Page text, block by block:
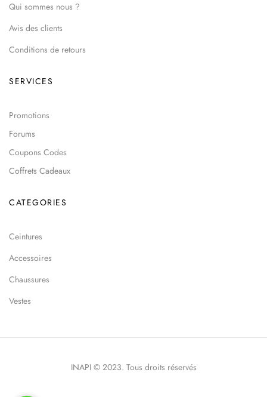
Qui sommes nous ?
Avis des clients
Conditions de retours
SERVICES
Promotions
Forums
Coupons Codes
Coffrets Cadeaux
CATEGORIES
Ceintures
Accessoires
Chaussures
Vestes
INAPI © 2023. Tous droits réservés